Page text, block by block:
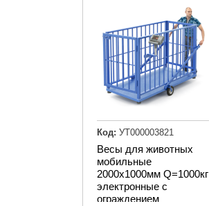
Весы для животных
мобильные
2000х1000мм Q=1000кг
электронные с
ограждением
Код: УТ000003821